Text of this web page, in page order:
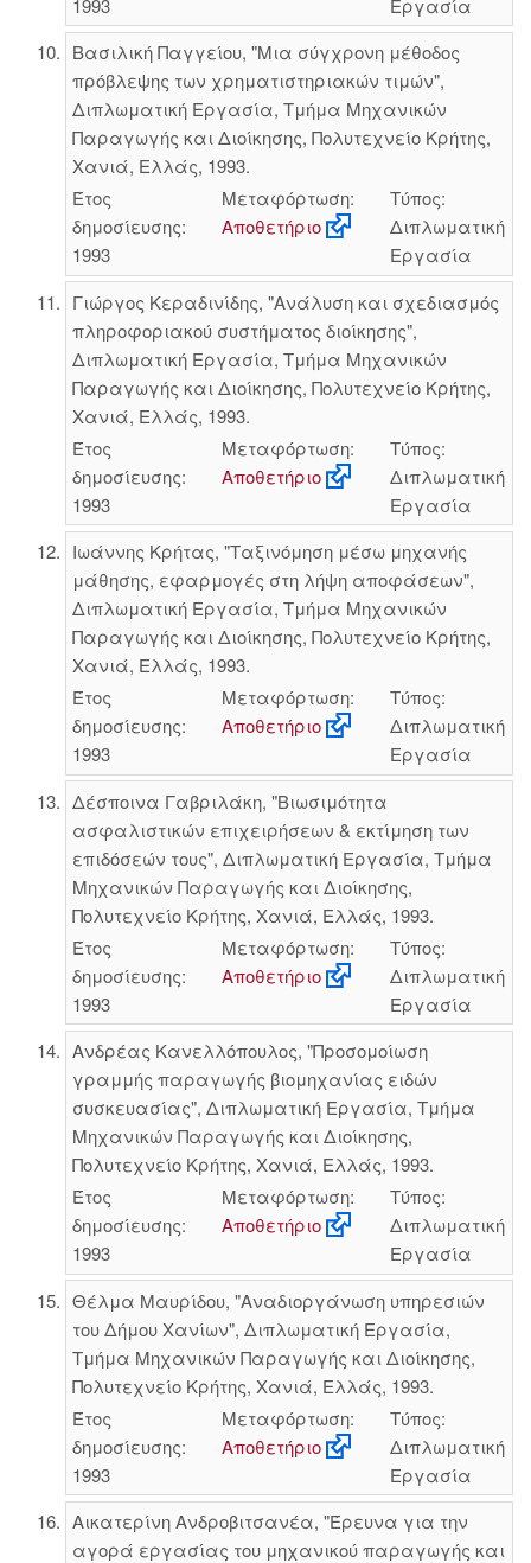
Βασιλική Παγγείου, "Μια σύγχρονη μέθοδος
πρόβλεψης των χρηματιστηριακών τιμών",
Διπλωματική Εργασία, Τμήμα Μηχανικών
Παραγωγής και Διοίκησης, Πολυτεχνείο Κρήτης,
Χανιά, Ελλάς, 1993.
Έτος
δημοσίευσης:
1993
Μεταφόρτωση:
Αποθετήριο
Τύπος:
Διπλωματική
Εργασία
Γιώργος Κεραδινίδης, "Ανάλυση και σχεδιασμός
πληροφοριακού συστήματος διοίκησης",
Διπλωματική Εργασία, Τμήμα Μηχανικών
Παραγωγής και Διοίκησης, Πολυτεχνείο Κρήτης,
Χανιά, Ελλάς, 1993.
Έτος
δημοσίευσης:
1993
Μεταφόρτωση:
Αποθετήριο
Τύπος:
Διπλωματική
Εργασία
Ιωάννης Κρήτας, "Ταξινόμηση μέσω μηχανής
μάθησης, εφαρμογές στη λήψη αποφάσεων",
Διπλωματική Εργασία, Τμήμα Μηχανικών
Παραγωγής και Διοίκησης, Πολυτεχνείο Κρήτης,
Χανιά, Ελλάς, 1993.
Έτος
δημοσίευσης:
1993
Μεταφόρτωση:
Αποθετήριο
Τύπος:
Διπλωματική
Εργασία
Δέσποινα Γαβριλάκη, "Βιωσιμότητα
ασφαλιστικών επιχειρήσεων & εκτίμηση των
επιδόσεών τους", Διπλωματική Εργασία, Τμήμα
Μηχανικών Παραγωγής και Διοίκησης,
Πολυτεχνείο Κρήτης, Χανιά, Ελλάς, 1993.
Έτος
δημοσίευσης:
1993
Μεταφόρτωση:
Αποθετήριο
Τύπος:
Διπλωματική
Εργασία
Ανδρέας Κανελλόπουλος, "Προσομοίωση
γραμμής παραγωγής βιομηχανίας ειδών
συσκευασίας", Διπλωματική Εργασία, Τμήμα
Μηχανικών Παραγωγής και Διοίκησης,
Πολυτεχνείο Κρήτης, Χανιά, Ελλάς, 1993.
Έτος
δημοσίευσης:
1993
Μεταφόρτωση:
Αποθετήριο
Τύπος:
Διπλωματική
Εργασία
Θέλμα Μαυρίδου, "Αναδιοργάνωση υπηρεσιών
του Δήμου Χανίων", Διπλωματική Εργασία,
Τμήμα Μηχανικών Παραγωγής και Διοίκησης,
Πολυτεχνείο Κρήτης, Χανιά, Ελλάς, 1993.
Έτος
δημοσίευσης:
1993
Μεταφόρτωση:
Αποθετήριο
Τύπος:
Διπλωματική
Εργασία
Αικατερίνη Ανδροβιτσανέα, "Έρευνα για την
αγορά εργασίας του μηχανικού παραγωγής και